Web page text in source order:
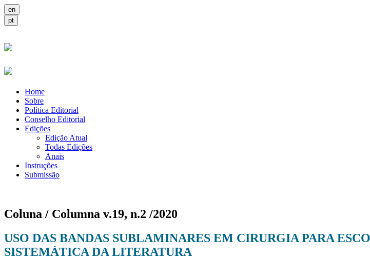
Home
Sobre
Política Editorial
Conselho Editorial
Edições
Edição Atual
Todas Edições
Anais
Instruções
Submissão
Coluna / Columna v.19, n.2 /2020
USO DAS BANDAS SUBLAMINARES EM CIRURGIA PARA
SISTEMÁTICA DA LITERATURA